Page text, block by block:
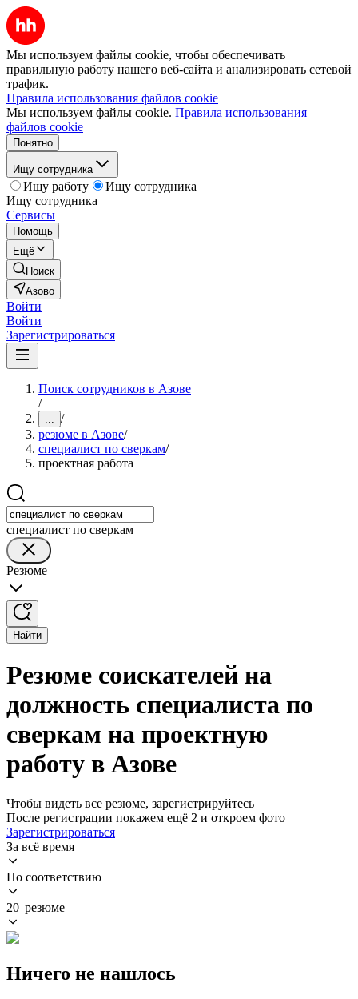
Мы используем файлы cookie, чтобы обеспечивать
правильную работу нашего веб-сайта и анализировать сетевой
трафик.
Правила использования файлов cookie
Мы используем файлы cookie. Правила использования
файлов cookie
Понятно
Ищу сотрудника
Ищу работу
Ищу сотрудника
Ищу сотрудника
Сервисы
Помощь
Ещё
Поиск
Азово
Войти
Войти
Зарегистрироваться
Поиск сотрудников в Азове
/
... /
резюме в Азове/
специалист по сверкам/
проектная работа
специалист по сверкам
Резюме
Найти
Резюме соискателей на
должность специалиста по
сверкам на проектную
работу в Азове
Чтобы видеть все резюме, зарегистрируйтесь
После регистрации покажем ещё 2 и откроем фото
Зарегистрироваться
За всё время
По соответствию
20 резюме
Ничего не нашлось